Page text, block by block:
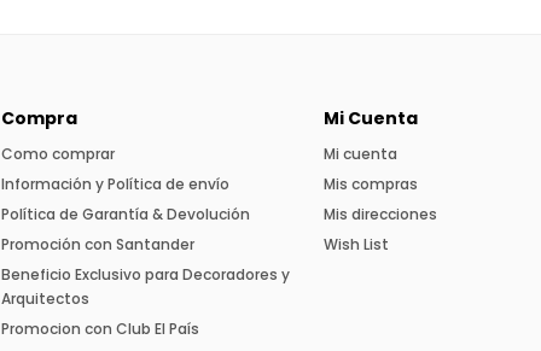
Compra
Como comprar
Información y Política de envío
Política de Garantía & Devolución
Promoción con Santander
Beneficio Exclusivo para Decoradores y
Arquitectos
Promocion con Club El País
Mi Cuenta
Mi cuenta
Mis compras
Mis direcciones
Wish List